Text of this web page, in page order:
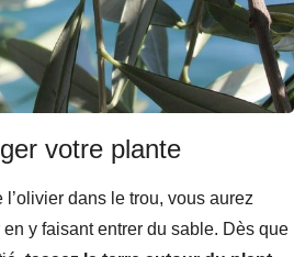
votre plante
l’olivier dans le trou, vous aurez
y faisant entrer du sable. Dès que